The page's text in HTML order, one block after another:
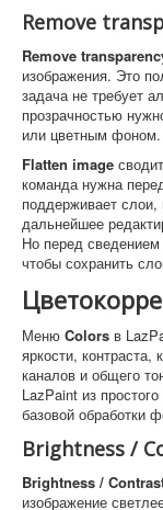
Remove
Remove
изображения. Это
задача не требует
прозрачностью
или цветным фоном.
Flatten image
команда нужна
поддерживает слои,
дальнейшее
Но перед
чтобы сохранить
Меню Colors в
яркости,
каналов и общего
LazPaint из
базовой обработки
Brightness /
Brightness /
изображение